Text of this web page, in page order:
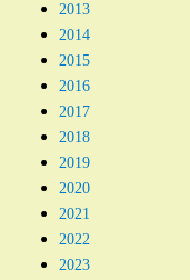
2013
2014
2015
2016
2017
2018
2019
2020
2021
2022
2023